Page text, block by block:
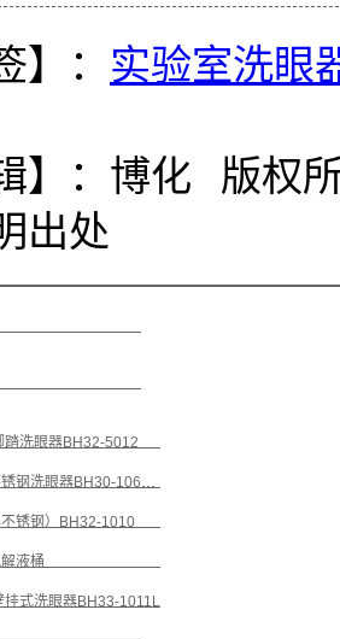
】： 实验室洗眼
】： 博化
版权
出处
踏洗眼器BH32-5012
锈钢）BH32-1010
液桶
式洗眼器BH33-1011L